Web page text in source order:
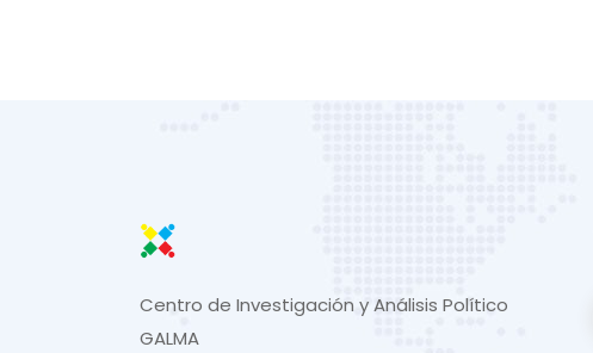
Centro de Investigación y Análisis Político
GALMA